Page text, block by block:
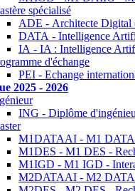
spécialisé
ADE - Architecte Digital
DATA - Intelligence
IA - IA : Intelligence
d'échange
PEI - Echange
2025 - 2026
ING - Diplôme
M1DATAAI - M1
M1DES - M1 DES -
M1IGD - M1 IGD -
M2DATAAI - M2